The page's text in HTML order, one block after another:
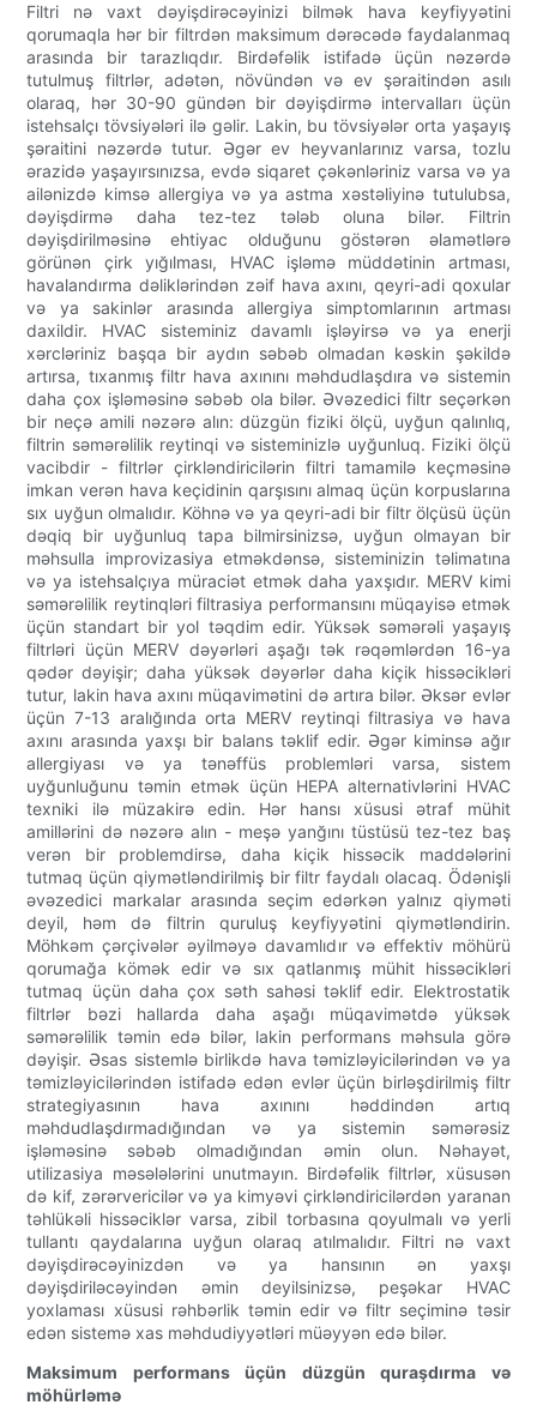
Filtri nə vaxt dəyişdirəcəyinizi bilmək hava keyfiyyətini
qorumaqla hər bir filtrdən maksimum dərəcədə faydalanmaq
arasında bir tarazlıqdır. Birdəfəlik istifadə üçün nəzərdə
tutulmuş filtrlər, adətən, növündən və ev şəraitindən asılı
olaraq, hər 30-90 gündən bir dəyişdirmə intervalları üçün
istehsalçı tövsiyələri ilə gəlir. Lakin, bu tövsiyələr orta yaşayış
şəraitini nəzərdə tutur. Əgər ev heyvanlarınız varsa, tozlu
ərazidə yaşayırsınızsa, evdə siqaret çəkənləriniz varsa və ya
ailənizdə kimsə allergiya və ya astma xəstəliyinə tutulubsa,
dəyişdirmə daha tez-tez tələb oluna bilər. Filtrin
dəyişdirilməsinə ehtiyac olduğunu göstərən əlamətlərə
görünən çirk yığılması, HVAC işləmə müddətinin artması,
havalandırma dəliklərindən zəif hava axını, qeyri-adi qoxular
və ya sakinlər arasında allergiya simptomlarının artması
daxildir. HVAC sisteminiz davamlı işləyirsə və ya enerji
xərcləriniz başqa bir aydın səbəb olmadan kəskin şəkildə
artırsa, tıxanmış filtr hava axınını məhdudlaşdıra və sistemin
daha çox işləməsinə səbəb ola bilər. Əvəzedici filtr seçərkən
bir neçə amili nəzərə alın: düzgün fiziki ölçü, uyğun qalınlıq,
filtrin səmərəlilik reytinqi və sisteminizlə uyğunluq. Fiziki ölçü
vacibdir - filtrlər çirkləndiricilərin filtri tamamilə keçməsinə
imkan verən hava keçidinin qarşısını almaq üçün korpuslarına
sıx uyğun olmalıdır. Köhnə və ya qeyri-adi bir filtr ölçüsü üçün
dəqiq bir uyğunluq tapa bilmirsinizsə, uyğun olmayan bir
məhsulla improvizasiya etməkdənsə, sisteminizin təlimatına
və ya istehsalçıya müraciət etmək daha yaxşıdır. MERV kimi
səmərəlilik reytinqləri filtrasiya performansını müqayisə etmək
üçün standart bir yol təqdim edir. Yüksək səmərəli yaşayış
filtrləri üçün MERV dəyərləri aşağı tək rəqəmlərdən 16-ya
qədər dəyişir; daha yüksək dəyərlər daha kiçik hissəcikləri
tutur, lakin hava axını müqavimətini də artıra bilər. Əksər evlər
üçün 7-13 aralığında orta MERV reytinqi filtrasiya və hava
axını arasında yaxşı bir balans təklif edir. Əgər kiminsə ağır
allergiyası və ya tənəffüs problemləri varsa, sistem
uyğunluğunu təmin etmək üçün HEPA alternativlərini HVAC
texniki ilə müzakirə edin. Hər hansı xüsusi ətraf mühit
amillərini də nəzərə alın - meşə yanğını tüstüsü tez-tez baş
verən bir problemdirsə, daha kiçik hissəcik maddələrini
tutmaq üçün qiymətləndirilmiş bir filtr faydalı olacaq. Ödənişli
əvəzedici markalar arasında seçim edərkən yalnız qiyməti
deyil, həm də filtrin quruluş keyfiyyətini qiymətləndirin.
Möhkəm çərçivələr əyilməyə davamlıdır və effektiv möhürü
qorumağa kömək edir və sıx qatlanmış mühit hissəcikləri
tutmaq üçün daha çox səth sahəsi təklif edir. Elektrostatik
filtrlər bəzi hallarda daha aşağı müqavimətdə yüksək
səmərəlilik təmin edə bilər, lakin performans məhsula görə
dəyişir. Əsas sistemlə birlikdə hava təmizləyicilərindən və ya
təmizləyicilərindən istifadə edən evlər üçün birləşdirilmiş filtr
strategiyasının hava axınını həddindən artıq
məhdudlaşdırmadığından və ya sistemin səmərəsiz
işləməsinə səbəb olmadığından əmin olun. Nəhayət,
utilizasiya məsələlərini unutmayın. Birdəfəlik filtrlər, xüsusən
də kif, zərərvericilər və ya kimyəvi çirkləndiricilərdən yaranan
təhlükəli hissəciklər varsa, zibil torbasına qoyulmalı və yerli
tullantı qaydalarına uyğun olaraq atılmalıdır. Filtri nə vaxt
dəyişdirəcəyinizdən və ya hansının ən yaxşı
dəyişdiriləcəyindən əmin deyilsinizsə, peşəkar HVAC
yoxlaması xüsusi rəhbərlik təmin edir və filtr seçiminə təsir
edən sistemə xas məhdudiyyətləri müəyyən edə bilər.
Maksimum performans üçün düzgün quraşdırma və
möhürləmə